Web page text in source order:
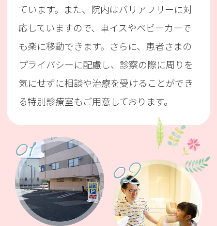
ています。また、院内はバリアフリーに対
応していますので、車イスやベビーカーで
も楽に移動できます。さらに、患者さまの
プライバシーに配慮し、診察の際に周りを
気にせずに相談や治療を受けることができ
る特別診療室もご用意しております。
01 02